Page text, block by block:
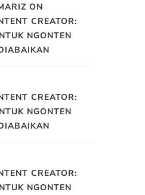
ON
CREATOR:
NGONTEN
CREATOR:
NGONTEN
CREATOR:
NGONTEN